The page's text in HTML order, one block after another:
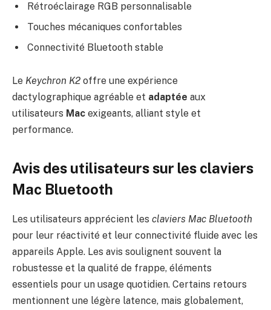
Rétroéclairage RGB personnalisable
Touches mécaniques confortables
Connectivité Bluetooth stable
Le Keychron K2 offre une expérience
dactylographique agréable et adaptée aux
utilisateurs Mac exigeants, alliant style et
performance.
Avis des utilisateurs sur les claviers
Mac Bluetooth
Les utilisateurs apprécient les claviers Mac Bluetooth
pour leur réactivité et leur connectivité fluide avec les
appareils Apple. Les avis soulignent souvent la
robustesse et la qualité de frappe, éléments
essentiels pour un usage quotidien. Certains retours
mentionnent une légère latence, mais globalement,